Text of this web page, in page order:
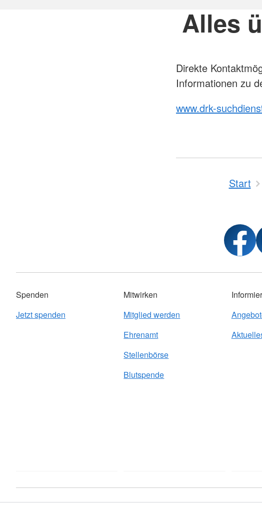
Alles
Direkte
Informationen zu
www.drk-
Start
Spenden
Jetzt spenden
Mitwirken
Mitglied werden
Ehrenamt
Stellenbörse
Blutspende